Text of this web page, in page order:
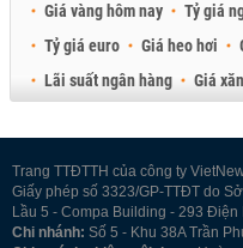
Giá vàng hôm nay Tỷ giá
Tỷ giá euro
Giá heo hơi
Lãi suất ngân hàng
Giá
Trang TTĐTTH của công ty
Giấy phép số 3323/GP-TTĐT do
Lầu 5 - Compa Building - 293
Chi nhánh: Số 5 - Khu 38A Trần